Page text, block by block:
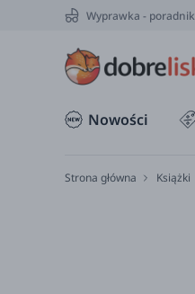
Wyprawka - poradnik
Nowości
Strona główna Książki